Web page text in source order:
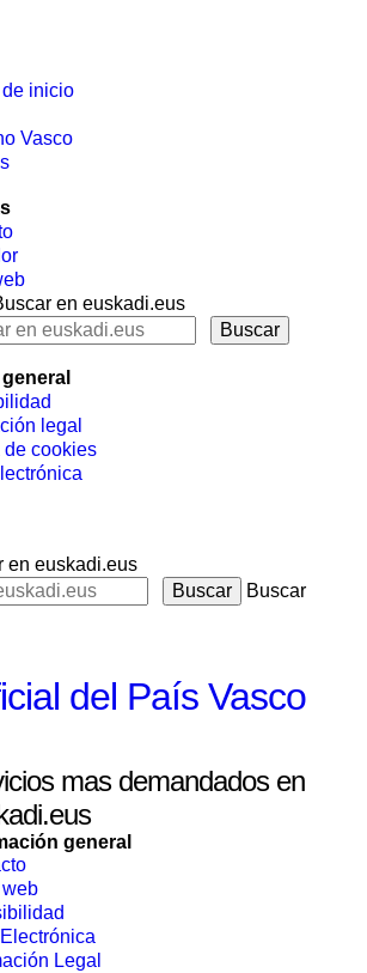
inicio
Vasco
en euskadi.eus
legal
de cookies
en euskadi.eus
Buscar
del País Vasco
mas demandados en
general
web
Legal